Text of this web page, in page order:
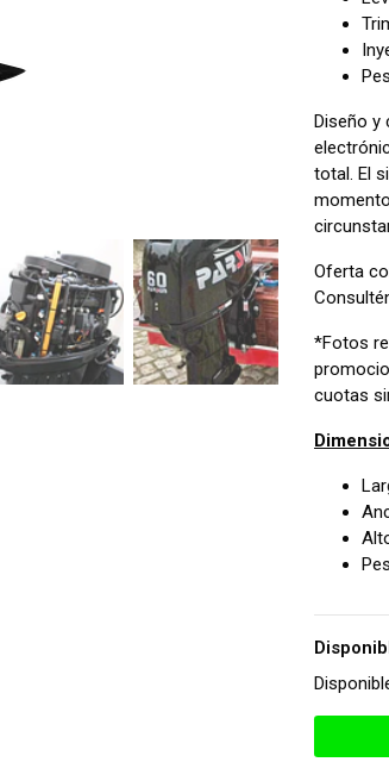
Diseño y
total. El
Oferta
*Fotos
cuotas